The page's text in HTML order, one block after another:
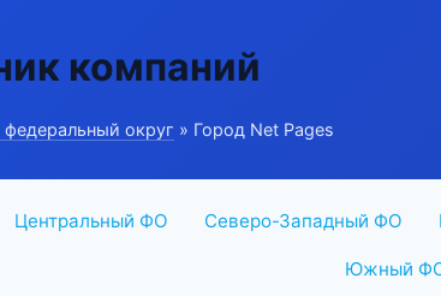
компаний
федеральный округ » Город Net Pages
Центральный ФО Северо-Западный ФО
Южный